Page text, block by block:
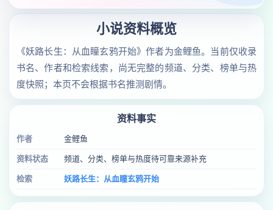
小说资料概览
《妖路长生：从血瞳玄鸦开始》作者为金鲤鱼。当前仅收录
书名、作者和检索线索，尚无完整的频道、分类、榜单与热
度快照；本页不会根据书名推测剧情。
资料事实
作者 金鲤鱼
资料状态 频道、分类、榜单与热度待可靠来源补充
检索 妖路长生：从血瞳玄鸦开始